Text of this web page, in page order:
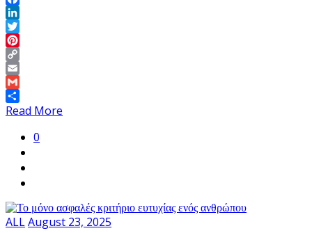
Facebook
LinkedIn
Twitter
Pinterest
Copy
Link
Email
Gmail
Share
Read More
0
ALLAugust 23, 2025